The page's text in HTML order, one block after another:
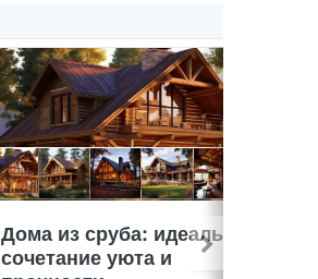
Дома из сруба: идеальное
сочетание уюта и